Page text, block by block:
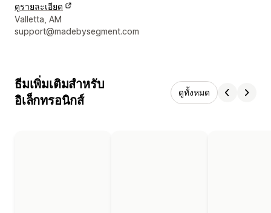
ดูรายละเอียด
รายละเอียดการติดต่อผู้ออกแบบ
Valletta, AM
support@madebysegment.com
ธีมเพิ่มเติมสำหรับ
อิเล็กทรอนิกส์
ดูทั้งหมด